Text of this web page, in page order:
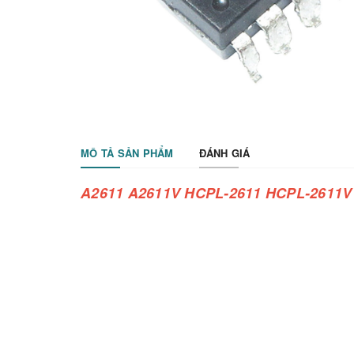
MÔ TẢ SẢN PHẨM ĐÁNH GIÁ
A2611 A2611V HCPL-2611 HCPL-